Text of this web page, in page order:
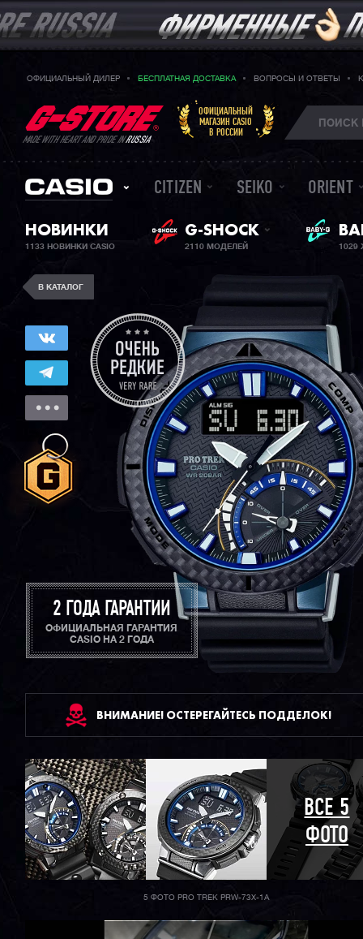
ОФИЦИАЛЬНЫЙ ДИЛЕР БЕСПЛАТНАЯ ДОСТАВКА ВОПРОСЫ И ОТВЕТЫ
MADE WITH HEART AND PRIDE INRUSSIA
ОФИЦИАЛЬНЫЙ
МАГАЗИН CASIO
В РОССИИ
CITIZEN SEIKO ORIENT
НОВИНКИ
1133 НОВИНКИ CASIO
G-SHOCK
2110 МОДЕЛЕЙ 1029
В КАТАЛОГ
2 ГОДА ГАРАНТИИ
ОФИЦИАЛЬНАЯ ГАРАНТИЯ
CASIO НА 2 ГОДА
ВНИМАНИЕ! ОСТЕРЕГАЙТЕСЬ ПОДДЕЛОК!
ВСЕ 5
ФОТО
5 ФОТО PRO TREK PRW-73X-1A